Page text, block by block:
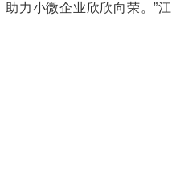
力小微企业欣欣向荣。”